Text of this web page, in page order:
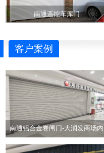
南通遥控车库门
客户案例
南通铝合金卷闸门-大润发商场内